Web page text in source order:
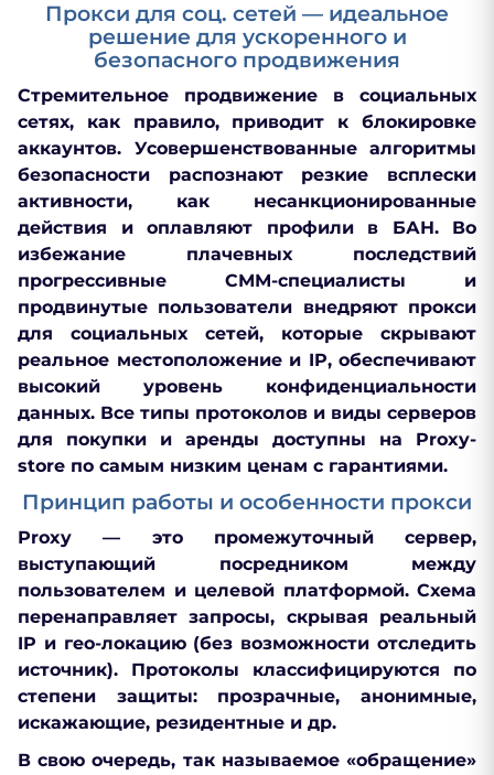
Прокси для соц. сетей — идеальное
решение для ускоренного и
безопасного продвижения
Стремительное продвижение в социальных
сетях, как правило, приводит к блокировке
аккаунтов. Усовершенствованные алгоритмы
безопасности распознают резкие всплески
активности, как несанкционированные
действия и оплавляют профили в БАН. Во
избежание плачевных последствий
прогрессивные СММ-специалисты и
продвинутые пользователи внедряют прокси
для социальных сетей, которые скрывают
реальное местоположение и IP, обеспечивают
высокий уровень конфиденциальности
данных. Все типы протоколов и виды серверов
для покупки и аренды доступны на Proxy-
store по самым низким ценам с гарантиями.
Принцип работы и особенности прокси
Рroxy — это промежуточный сервер,
выступающий посредником между
пользователем и целевой платформой. Схема
перенаправляет запросы, скрывая реальный
IP и гео-локацию (без возможности отследить
источник). Протоколы классифицируются по
степени защиты: прозрачные, анонимные,
искажающие, резидентные и др.
В свою очередь, так называемое «обращение»